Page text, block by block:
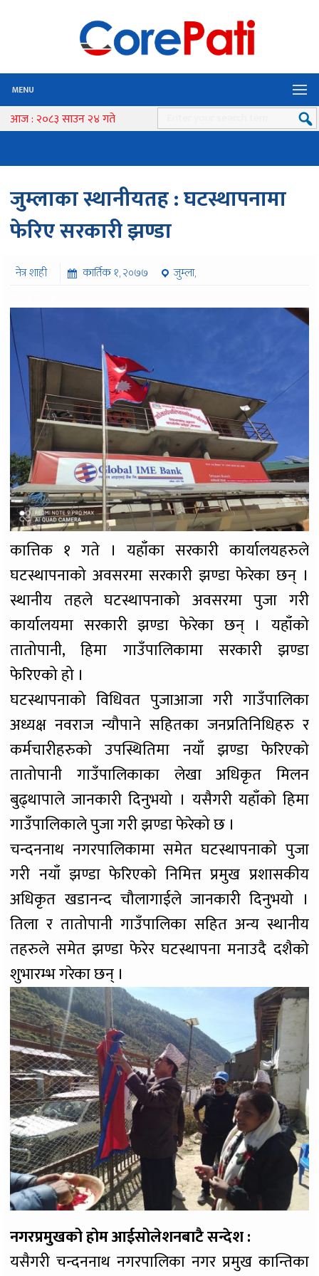
MENU
आज : २०८३ साउन २४ गते
जुम्लाका स्थानीयतह : घटस्थापनामा
फेरिए सरकारी झण्डा
नेत्र शाही कार्तिक १, २०७७
जुम्ला,
कात्तिक १ गते । यहाँका सरकारी कार्यालयहरुले
घटस्थापनाको अवसरमा सरकारी झण्डा फेरेका छन् ।
स्थानीय तहले घटस्थापनाको अवसरमा पुजा गरी
कार्यालयमा सरकारी झण्डा फेरेका छन् । यहाँको
तातोपानी, हिमा गाउँपालिकामा सरकारी झण्डा
फेरिएको हो ।
घटस्थापनाको विधिवत पुजाआजा गरी गाउँपालिका
अध्यक्ष नवराज न्यौपाने सहितका जनप्रतिनिधिहरु र
कर्मचारीहरुको उपस्थितिमा नयाँ झण्डा फेरिएको
तातोपानी गाउँपालिकाका लेखा अधिकृत मिलन
बुढ्थापाले जानकारी दिनुभयो । यसैगरी यहाँको हिमा
गाउँपालिकाले पुजा गरी झण्डा फेरेको छ ।
चन्दननाथ नगरपालिकामा समेत घटस्थापनाको पुजा
गरी नयाँ झण्डा फेरिएको निमित्त प्रमुख प्रशासकीय
अधिकृत खडानन्द चौलागाईले जानकारी दिनुभयो ।
तिला र तातोपानी गाउँपालिका सहित अन्य स्थानीय
तहरुले समेत झण्डा फेरेर घटस्थापना मनाउदै दशैको
शुभारम्भ गरेका छन् ।
नगरप्रमुखको होम आईसोलेशनबाटै सन्देश :
यसैगरी चन्दननाथ नगरपालिका नगर प्रमुख कान्तिका